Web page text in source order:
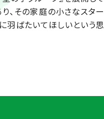
、その家庭の小さなスター
羽ばたいてほしいという思